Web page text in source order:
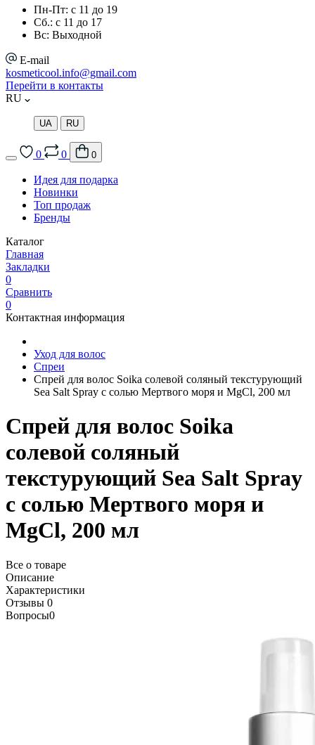
Пн-Пт: с 11 до 19
Сб.: с 11 до 17
Вс: Выходной
E-mail
kosmeticool.info@gmail.com
Перейти в контакты
RU
UA RU
0 0 0
Идея для подарка
Новинки
Топ продаж
Бренды
Каталог
Главная
Закладки
0
Сравнить
0
Контактная информация
Уход для волос
Спреи
Спрей для волос Soika солевой соляный текстурующий
Sea Salt Spray с солью Мертвого моря и MgCl, 200 мл
Спрей для волос Soika
солевой соляный
текстурующий Sea Salt Spray
с солью Мертвого моря и
MgCl, 200 мл
Все о товаре
Описание
Характеристики
Отзывы 0
Вопросы0